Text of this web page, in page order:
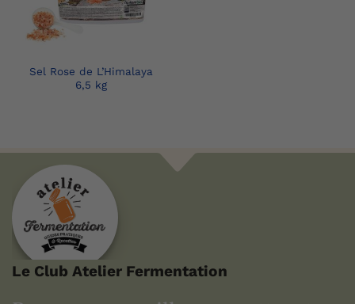
Sel Rose de L’Himalaya
6,5 kg
Le Club Atelier Fermentation